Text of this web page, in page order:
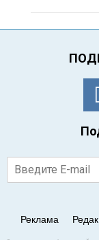
Реклама